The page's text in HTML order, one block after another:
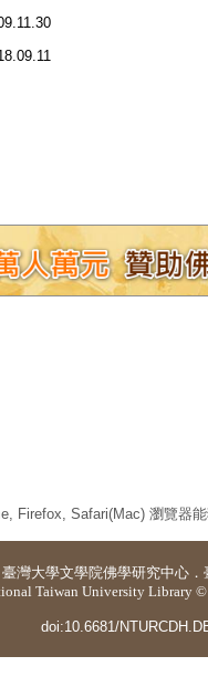
Firefox, Safari(Mac) 瀏覽器
臺灣大學文學院佛學研究中心 ．
Taiwan University Library
doi:10.6681/